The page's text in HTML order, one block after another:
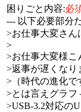
困りごと内容:必
--- 以下必要部分
>お仕事大変さん
>
>お仕事大変様こ
>返事が遅くなり
>（時代の進化で
>とは言えグラフ
>USB-3.2対応の